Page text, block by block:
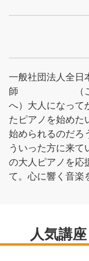
一般社団法人全日
師 （ご自身
へ）大人になって
たピアノを始めた
始められるのだろ
ういった方に来て
の大人ピアノを応
て。心に響く音楽